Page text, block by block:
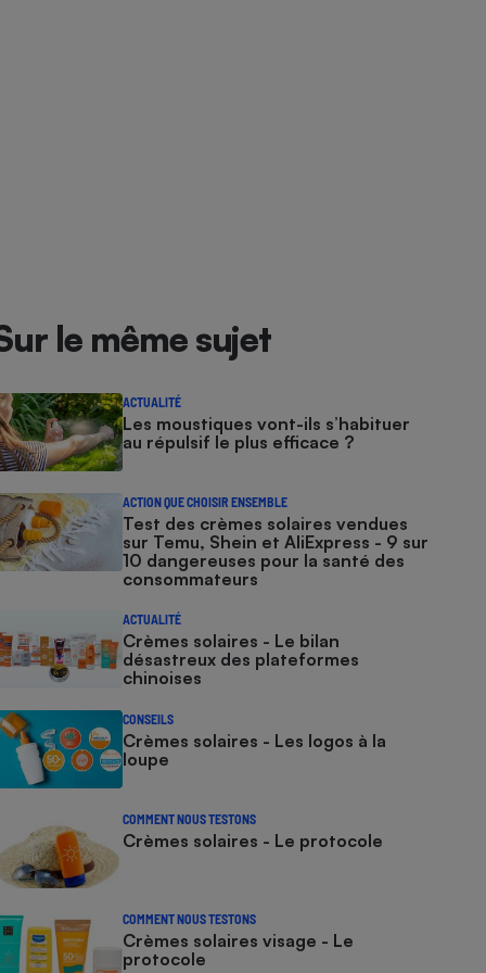
le même sujet
ACTUALITÉ
Les moustiques vont-ils s’habituer
au répulsif le plus efficace ?
ACTION QUE CHOISIR ENSEMBLE
Test des crèmes solaires vendues
sur Temu, Shein et AliExpress - 9 sur
10 dangereuses pour la santé des
consommateurs
ACTUALITÉ
Crèmes solaires - Le bilan
désastreux des plateformes
chinoises
CONSEILS
Crèmes solaires - Les logos à la
loupe
COMMENT NOUS TESTONS
Crèmes solaires - Le protocole
COMMENT NOUS TESTONS
Crèmes solaires visage - Le
protocole